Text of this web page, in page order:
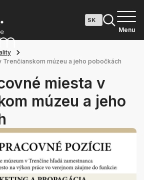
Menu
múzeu a jeho pobočkách
miesta v
múzeu a jeho